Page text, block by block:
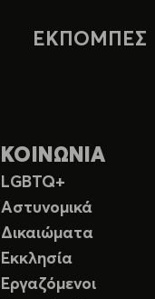
ΕΚΠΟΜΠΕΣ
ΚΟΙΝΩΝΙΑ
LGBTQ+
Αστυνομικά
Δικαιώματα
Εκκλησία
Εργαζόμενοι